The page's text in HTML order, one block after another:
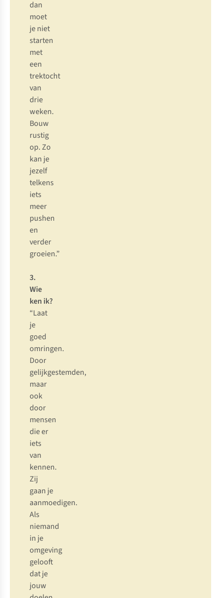
dan
moet
jeniet
starten
met
een
trektocht
van
drie
weken.
Bouw
rustig
op.Zo
kan je
jezelf
telkens
iets
meer
pushen
en
verder
groeien.”
3.
Wie
ken ik?
“Laat
je
goed
omringen.
Door
gelijkgestemden,
maar
ook
door
mensen
dieer
iets
van
kennen.
Zij
gaan je
aanmoedigen.
Als
niemand
in je
omgeving
gelooft
datje
jouw